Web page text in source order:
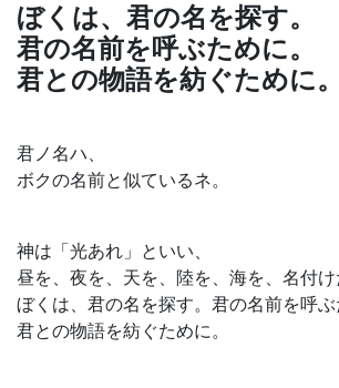
ぼくは、君の名を探す。
君の名前を呼ぶために。
君との物語を紡ぐために。
君ノ名ハ、
ボクの名前と似ているネ。
神は「光あれ」といい、
昼を、夜を、天を、陸を、海を、名付け
ぼくは、君の名を探す。君の名前を呼ぶ
君との物語を紡ぐために。